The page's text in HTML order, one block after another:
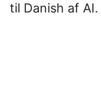
til Danish af AI.